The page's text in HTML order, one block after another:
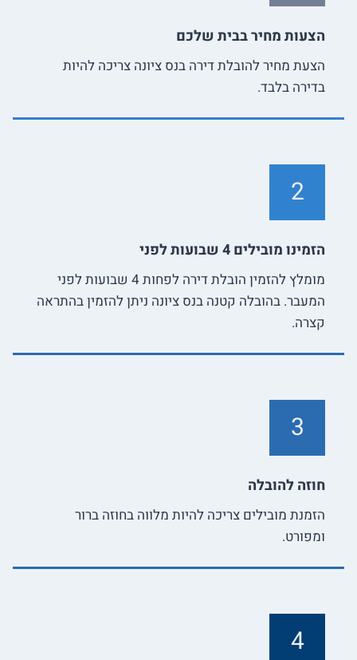
הצעות מחיר בבית שלכם
הצעת מחיר להובלת דירה בנס ציונה צריכה להיות
בדירה בלבד.
2
הזמינו מובילים 4 שבועות לפני
מומלץ להזמין הובלת דירה לפחות 4 שבועות לפני
המעבר. בהובלה קטנה בנס ציונה ניתן להזמין בהתראה
קצרה.
3
חוזה להובלה
הזמנת מובילים צריכה להיות מלווה בחוזה ברור
ומפורט.
4